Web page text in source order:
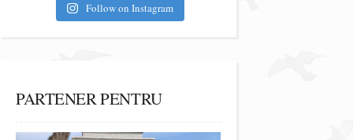
Follow on Instagram
PARTENER PENTRU